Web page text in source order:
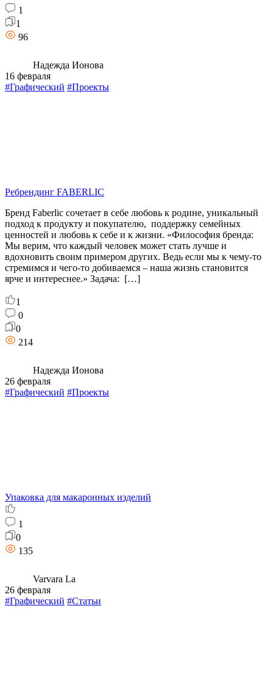
1
1
96
Надежда Ионова
16 февраля
#Графический #Проекты
Ребрендинг FABERLIC
Бренд Faberlic сочетает в себе любовь к родине, уникальный
подход к продукту и покупателю, поддержку семейных
ценностей и любовь к себе и к жизни. «Философия бренда:
Мы верим, что каждый человек может стать лучше и
вдохновить своим примером других. Ведь если мы к чему-то
стремимся и чего-то добиваемся – наша жизнь становится
ярче и интереснее.» Задача: […]
1
0
0
214
Надежда Ионова
26 февраля
#Графический #Проекты
Упаковка для макаронных изделий
1
0
135
Varvara La
26 февраля
#Графический #Статьи